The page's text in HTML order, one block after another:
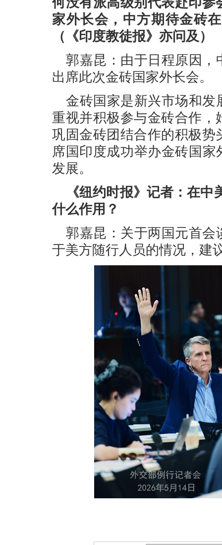
家外长会，中方期待金砖
（《印度教徒报》亦问及）
郭嘉昆：由于日程原因，
出席此次金砖国家外长会。
金砖国家是新兴市场和发
重视并积极参与金砖合作
巩固金砖团结合作的积极
席国印度成功举办金砖国
发展。
《纽约时报》记者：在
什么作用？
郭嘉昆：关于两国元首会
于美方随行人员的情况，建